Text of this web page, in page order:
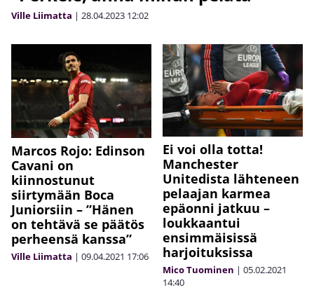
Ville Liimatta | 28.04.2023 12:02
Marcos Rojo: Edinson
Cavani on
kiinnostunut
siirtymään Boca
Juniorsiin – ”Hänen
on tehtävä se päätös
perheensä kanssa”
Ville Liimatta | 09.04.2021 17:06
Ei voi olla totta!
Manchester
Unitedista lähteneen
pelaajan karmea
epäonni jatkuu –
loukkaantui
ensimmäisissä
harjoituksissa
Mico Tuominen | 05.02.2021
14:40